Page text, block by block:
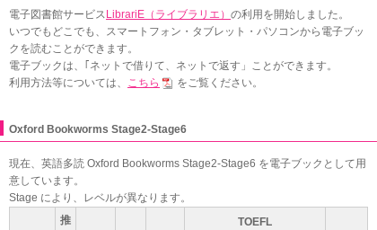
電子図書館サービス LibrariE（ライブラリエ） の利用を開始しました。
いつでもどこでも、スマートフォン・タブレット・パソコンから電子ブッ
クを読むことができます。
電子ブックは、｢ネットで借りて、ネットで返す」ことができます。
利用方法等については、 こちら をご覧ください。
Oxford Bookworms Stage2-Stage6
現在、英語多読 Oxford Bookworms Stage2-Stage6 を電子ブックとして用
意しています。
Stage により、レベルが異なります。
推
TOEFL